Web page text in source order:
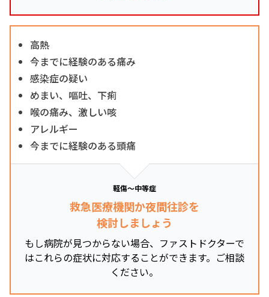
高熱
今までに経験のある痛み
感染症の疑い
めまい、嘔吐、下痢
喉の痛み、激しい咳
アレルギー
今までに経験のある頭痛
軽傷～中等症
救急医療機関か夜間往診を
検討しましょう
もし病院が見つからない場合、ファストドクターで
はこれらの症状に対応することができます。ご相談
ください。